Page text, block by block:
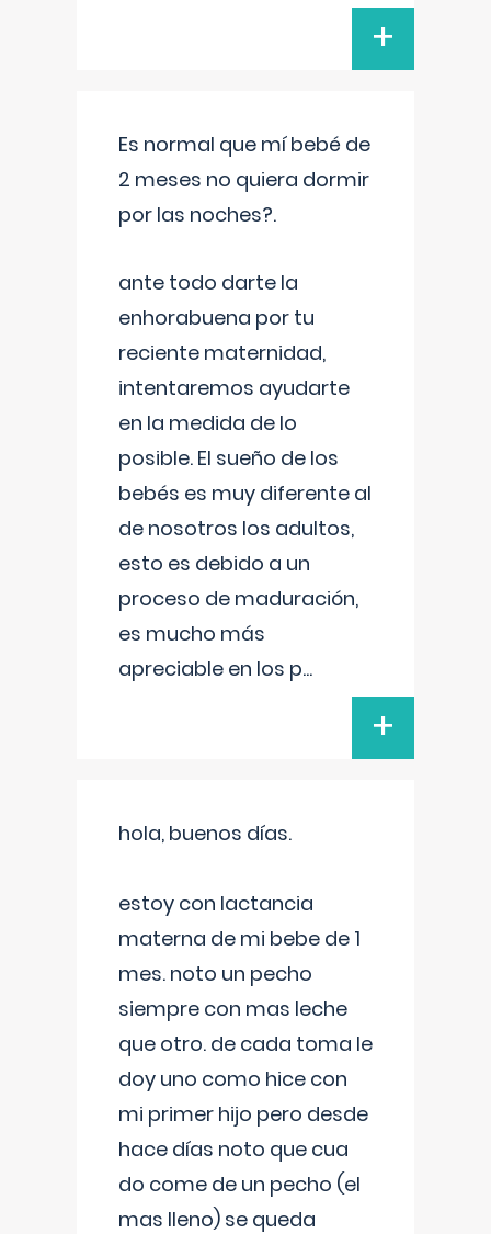
+
Es normal que mí bebé de
2 meses no quiera dormir
por las noches?.
ante todo darte la
enhorabuena por tu
reciente maternidad,
intentaremos ayudarte
en la medida de lo
posible. El sueño de los
bebés es muy diferente al
de nosotros los adultos,
esto es debido a un
proceso de maduración,
es mucho más
apreciable en los p...
+
hola, buenos días.
estoy con lactancia
materna de mi bebe de 1
mes. noto un pecho
siempre con mas leche
que otro. de cada toma le
doy uno como hice con
mi primer hijo pero desde
hace días noto que cua
do come de un pecho (el
mas lleno) se queda